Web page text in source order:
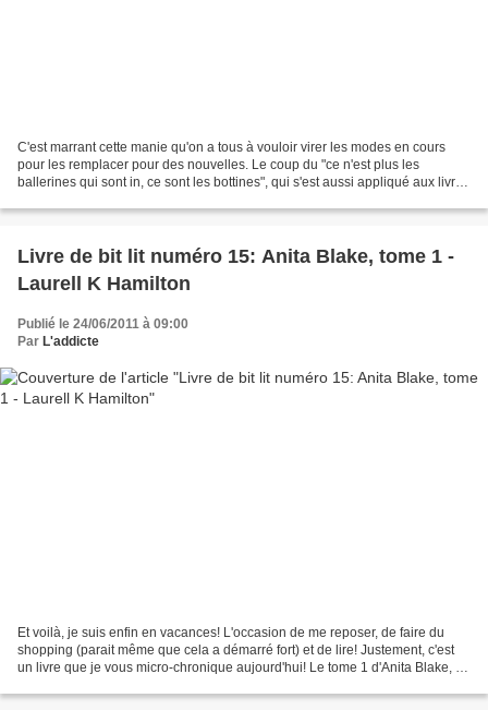
C'est marrant cette manie qu'on a tous à vouloir virer les modes en cours
pour les remplacer pour des nouvelles. Le coup du "ce n'est plus les
ballerines qui sont in, ce sont les bottines", qui s'est aussi appliqué aux livres
Livre de bit lit numéro 15: Anita Blake, tome 1 -
Laurell K Hamilton
Publié le 24/06/2011 à 09:00
Par L'addicte
Et voilà, je suis enfin en vacances! L'occasion de me reposer, de faire du
shopping (parait même que cela a démarré fort) et de lire! Justement, c'est
un livre que je vous micro-chronique aujourd'hui! Le tome 1 d'Anita Blake, la